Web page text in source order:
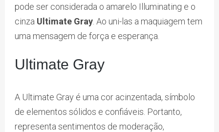
pode ser considerada o amarelo Illuminating e o
cinza Ultimate Gray . Ao uni-las a maquiagem tem
uma mensagem de força e esperança.
Ultimate Gray
A Ultimate Gray é uma cor acinzentada, símbolo
de elementos sólidos e confiáveis. Portanto,
representa sentimentos de moderação,